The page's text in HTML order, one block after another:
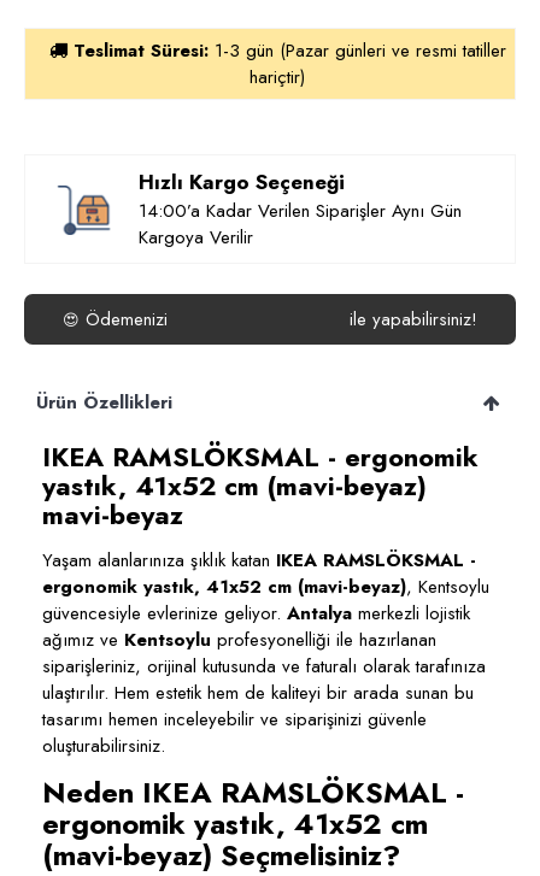
Teslimat Süresi: 1-3 gün (Pazar günleri ve resmi tatiller
hariçtir)
Hızlı Kargo Seçeneği
14:00’a Kadar Verilen Siparişler Aynı Gün
Kargoya Verilir
😍Ödemenizi ile yapabilirsiniz!
Ürün Özellikleri
IKEA RAMSLÖKSMAL - ergonomik
yastık, 41x52 cm (mavi-beyaz)
mavi-beyaz
Yaşam alanlarınıza şıklık katan IKEA RAMSLÖKSMAL -
ergonomik yastık, 41x52 cm (mavi-beyaz), Kentsoylu
güvencesiyle evlerinize geliyor. Antalya merkezli lojistik
ağımız ve Kentsoylu profesyonelliği ile hazırlanan
siparişleriniz, orijinal kutusunda ve faturalı olarak tarafınıza
ulaştırılır. Hem estetik hem de kaliteyi bir arada sunan bu
tasarımı hemen inceleyebilir ve siparişinizi güvenle
oluşturabilirsiniz.
Neden IKEA RAMSLÖKSMAL -
ergonomik yastık, 41x52 cm
(mavi-beyaz) Seçmelisiniz?